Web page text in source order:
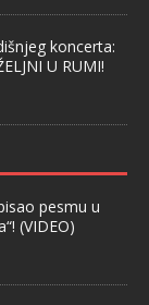
koncerta:
U RUMI!
pesmu u
(VIDEO)